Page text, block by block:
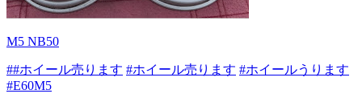
M5 NB50
##ホイール売ります #ホイール売ります #ホイールうります
#E60M5